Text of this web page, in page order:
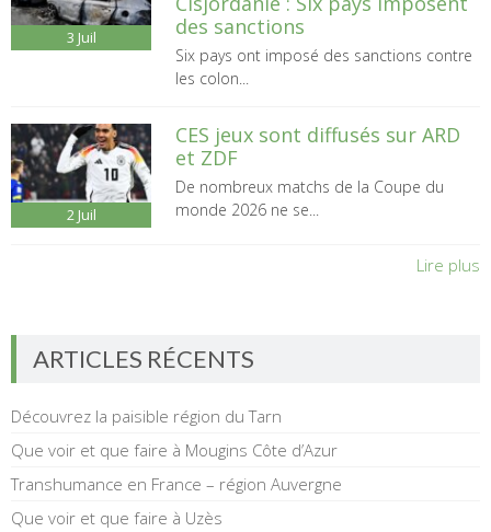
3 Juil
des sanctions
Six pays ont imposé des sanctions contre
les colon...
2 Juil
CES jeux sont diffusés sur ARD
et ZDF
De nombreux matchs de la Coupe du
monde 2026 ne se...
Lire plus
ARTICLES RÉCENTS
Découvrez la paisible région du Tarn
Que voir et que faire à Mougins Côte d’Azur
Transhumance en France – région Auvergne
Que voir et que faire à Uzès